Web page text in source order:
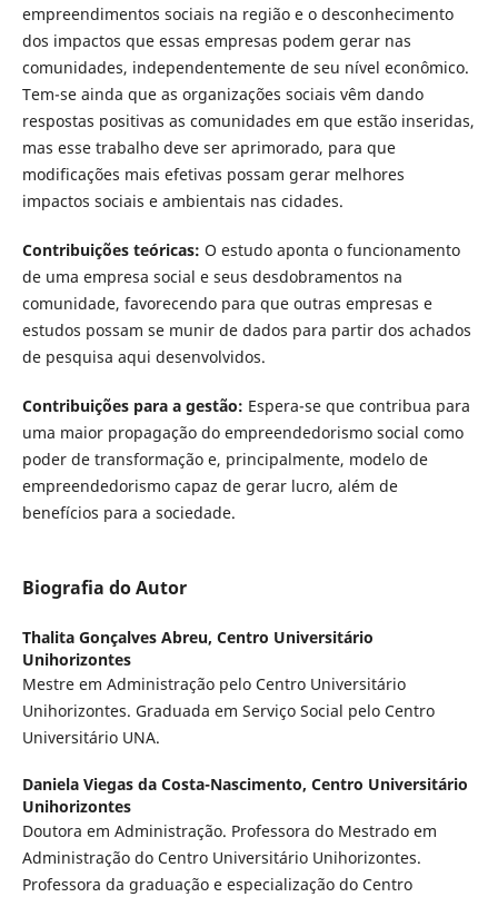
empreendimentos sociais na região e o desconhecimento
dos impactos que essas empresas podem gerar nas
comunidades, independentemente de seu nível econômico.
Tem-se ainda que as organizações sociais vêm dando
respostas positivas as comunidades em que estão inseridas,
mas esse trabalho deve ser aprimorado, para que
modificações mais efetivas possam gerar melhores
impactos sociais e ambientais nas cidades.
Contribuições teóricas: O estudo aponta o funcionamento
de uma empresa social e seus desdobramentos na
comunidade, favorecendo para que outras empresas e
estudos possam se munir de dados para partir dos achados
de pesquisa aqui desenvolvidos.
Contribuições para a gestão: Espera-se que contribua para
uma maior propagação do empreendedorismo social como
poder de transformação e, principalmente, modelo de
empreendedorismo capaz de gerar lucro, além de
benefícios para a sociedade.
Biografia do Autor
Thalita Gonçalves Abreu, Centro Universitário
Unihorizontes
Mestre em Administração pelo Centro Universitário
Unihorizontes. Graduada em Serviço Social pelo Centro
Universitário UNA.
Daniela Viegas da Costa-Nascimento, Centro Universitário
Unihorizontes
Doutora em Administração. Professora do Mestrado em
Administração do Centro Universitário Unihorizontes.
Professora da graduação e especialização do Centro